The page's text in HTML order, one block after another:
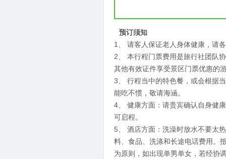
预订须知
1、 请客人保证老人身体健康，请
2、 本行程门票费用是旅行社团队
其他有效证件享受景区门票优惠的
3、 行程当中的特色餐，或会根据
能吃不惯，敬请海涵。
4、 健康方面：请贵宾确认自身健
可启程。
5、 酒店方面：洗澡时放水不要太
料、食品、洗涤和长途电话费用。
为原则，如出现单男单女，若经协